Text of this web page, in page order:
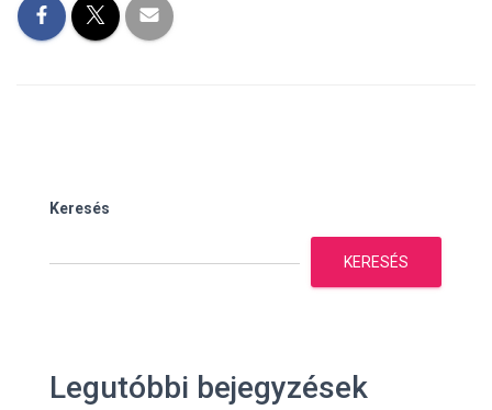
Keresés
KERESÉS
Legutóbbi bejegyzések